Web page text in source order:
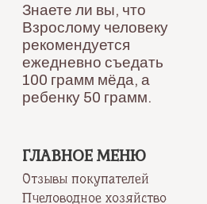
Знаете ли вы, что
Взрослому человеку
рекомендуется
ежедневно съедать
100 грамм мёда, а
ребенку 50 грамм.
ГЛАВНОЕ МЕНЮ
Отзывы покупателей
Пчеловодное хозяйство